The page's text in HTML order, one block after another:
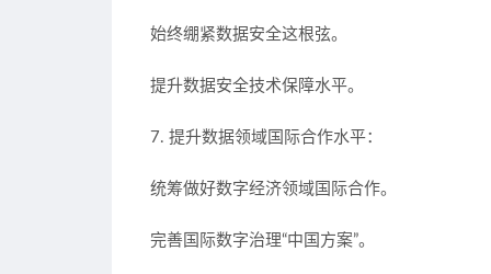
始终绷紧数据安全这根弦。
提升数据安全技术保障水平。
7. 提升数据领域国际合作水平：
统筹做好数字经济领域国际合作。
完善国际数字治理“中国方案”。